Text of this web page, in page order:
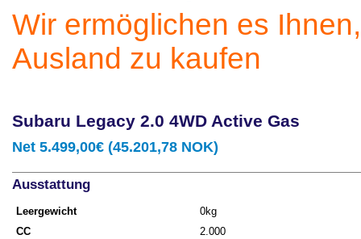
Wir ermöglichen es
Ausland zu kaufen
Subaru Legacy 2.0 4WD Active Gas
Net 5.499,00€ (45.201,78 NOK)
Ausstattung
Leergewicht
0kg
CC
2.000